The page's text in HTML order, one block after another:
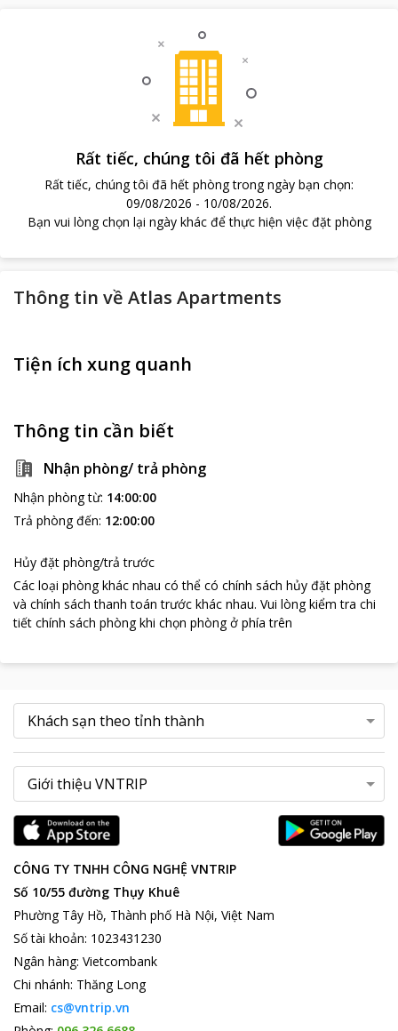
Rất tiếc, chúng tôi đã hết phòng
Rất tiếc, chúng tôi đã hết phòng trong ngày bạn chọn:
09/08/2026 - 10/08/2026.
Bạn vui lòng chọn lại ngày khác để thực hiện việc đặt phòng
Thông tin về Atlas Apartments
Tiện ích xung quanh
Thông tin cần biết
Nhận phòng/ trả phòng
Nhận phòng từ: 14:00:00
Trả phòng đến: 12:00:00
Hủy đặt phòng/trả trước
Các loại phòng khác nhau có thể có chính sách hủy đặt phòng
và chính sách thanh toán trước khác nhau. Vui lòng kiểm tra chi
tiết chính sách phòng khi chọn phòng ở phía trên
CÔNG TY TNHH CÔNG NGHỆ VNTRIP
Số 10/55 đường Thụy Khuê
Phường Tây Hồ, Thành phố Hà Nội, Việt Nam
Số tài khoản: 1023431230
Ngân hàng: Vietcombank
Chi nhánh: Thăng Long
Email: cs@vntrip.vn